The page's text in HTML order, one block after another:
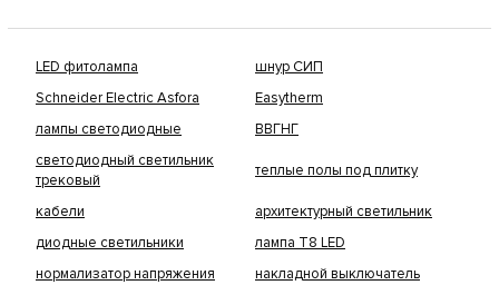
LED фитолампа
шнур СИП
Schneider Electric Asfora
Easytherm
лампы светодиодные
ВВГНГ
светодиодный светильник
трековый
теплые полы под плитку
кабели
архитектурный светильник
диодные светильники
лампа Т8 LED
нормализатор напряжения
накладной выключатель